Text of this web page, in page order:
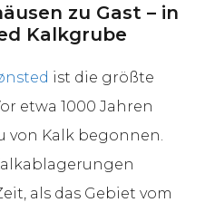
zu Gast – in
Kalkgrube
ist die größte
etwa 1000 Jahren
von Kalk begonnen.
als das Gebiet vom